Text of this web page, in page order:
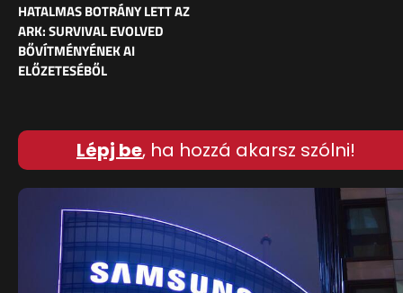
HATALMAS BOTRÁNY LETT AZ
ARK: SURVIVAL EVOLVED
BŐVÍTMÉNYÉNEK AI
ELŐZETESÉBŐL
Lépj be, ha hozzá akarsz szólni!